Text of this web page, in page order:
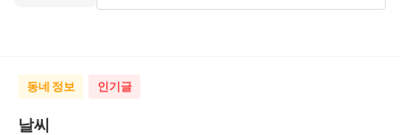
동네 정보 인기글
날씨